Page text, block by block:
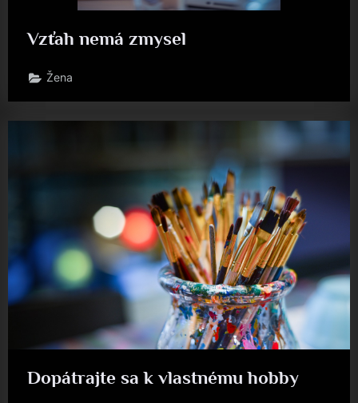
Vzťah nemá zmysel
Žena
Dopátrajte sa k vlastnému hobby